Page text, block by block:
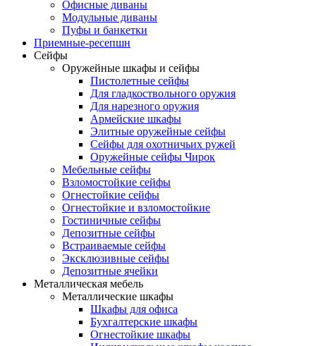
Офисные диваны
Модульные диваны
Пуфы и банкетки
Приемные-ресепшн
Сейфы
Оружейные шкафы и сейфы
Пистолетные сейфы
Для гладкоствольного оружия
Для нарезного оружия
Армейские шкафы
Элитные оружейные сейфы
Сейфы для охотничьих ружей
Оружейные сейфы Чирок
Мебельные сейфы
Взломостойкие сейфы
Огнестойкие сейфы
Огнестойкие и взломостойкие
Гостиничные сейфы
Депозитные сейфы
Встраиваемые сейфы
Эксклюзивные сейфы
Депозитные ячейки
Металлическая мебель
Металлические шкафы
Шкафы для офиса
Бухгалтерские шкафы
Огнестойкие шкафы